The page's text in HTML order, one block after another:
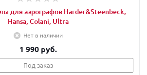
для аэрографов Harder&Steenbeck,
Hansa, Colani, Ultra
Нет в наличии
1 990 руб.
Под заказ